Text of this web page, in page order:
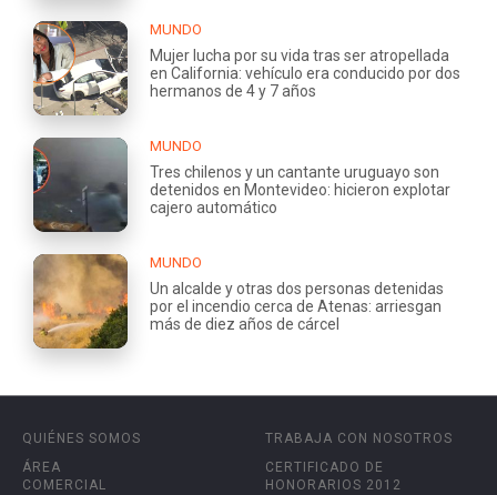
MUNDO
Mujer lucha por su vida tras ser atropellada
en California: vehículo era conducido por dos
hermanos de 4 y 7 años
MUNDO
Tres chilenos y un cantante uruguayo son
detenidos en Montevideo: hicieron explotar
cajero automático
MUNDO
Un alcalde y otras dos personas detenidas
por el incendio cerca de Atenas: arriesgan
más de diez años de cárcel
QUIÉNES SOMOS
ÁREA
COMERCIAL
TRABAJA CON NOSOTROS
CERTIFICADO DE
HONORARIOS 2012